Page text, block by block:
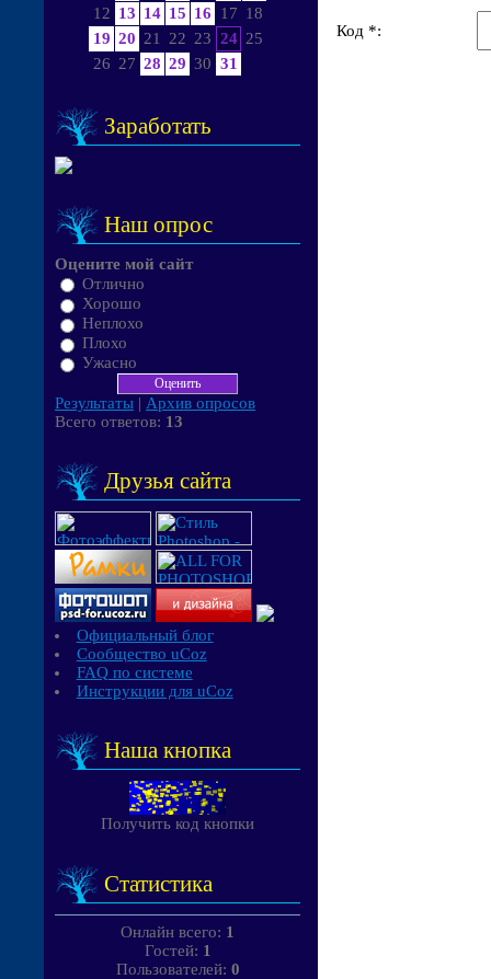
12 13 14 15 16 17 18
19 20 21 22 23 24 25
26 27 28 29 30 31
Заработать
Наш опрос
Оцените мой сайт
Отлично
Хорошо
Неплохо
Плохо
Ужасно
Результаты | Архив опросов
Всего ответов: 13
Друзья сайта
Официальный блог
Сообщество uCoz
FAQ по системе
Инструкции для uCoz
Наша кнопка
Получить код кнопки
Статистика
Онлайн всего: 1
Гостей: 1
Пользователей: 0
Код *: